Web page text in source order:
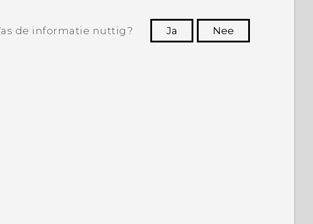
de informatie nuttig? Ja
Nee